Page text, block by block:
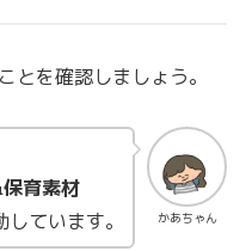
とを確認しましょう。
かあちゃん
育素材
ています。